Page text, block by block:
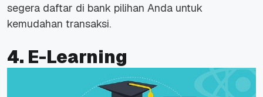
segera daftar di bank pilihan Anda untuk
kemudahan transaksi.
4. E-Learning